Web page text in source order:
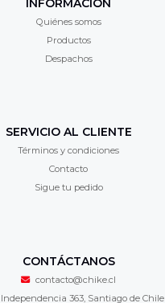
Quiénes somos
Productos
Despachos
SERVICIO AL CLIENTE
Términos y condiciones
Contacto
Sigue tu pedido
CONTÁCTANOS
contacto@chike.cl
Independencia 363, Santiago de Chile